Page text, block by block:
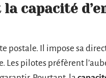
capacité
postale. Il impose sa
pilotes préfèrent